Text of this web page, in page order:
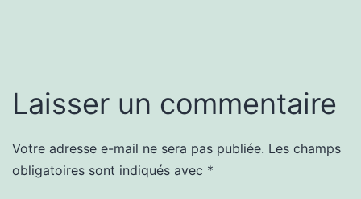
Laisser un commentaire
Votre adresse e-mail ne sera pas publiée. Les champs
obligatoires sont indiqués avec *